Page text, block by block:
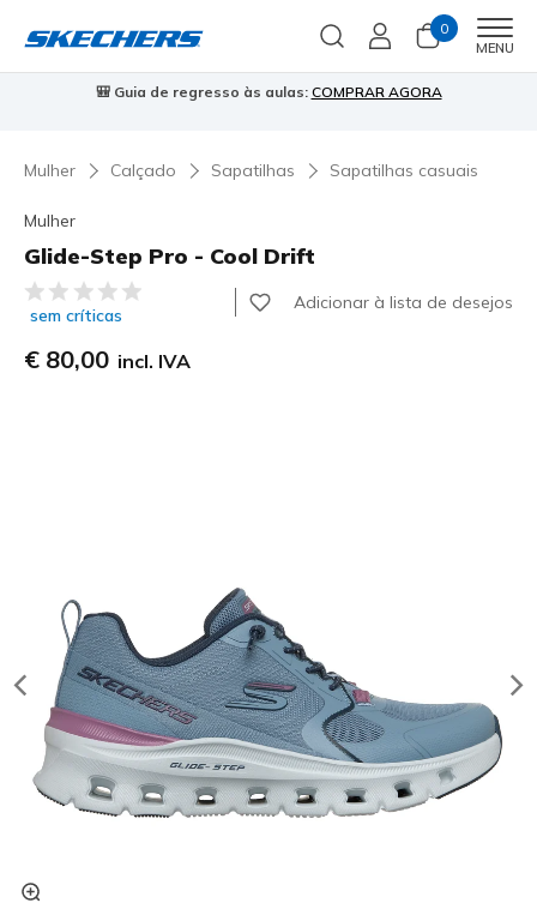
0
MENU
🎒 Guia de regresso às aulas: COMPRAR AGORA
Mulher Calçado Sapatilhas Sapatilhas casuais
Mulher
Glide-Step Pro - Cool Drift
4$1 de 5 – Classificação do cliente
sem críticas
Adicionar à lista de desejos
€ 80,00 incl. IVA